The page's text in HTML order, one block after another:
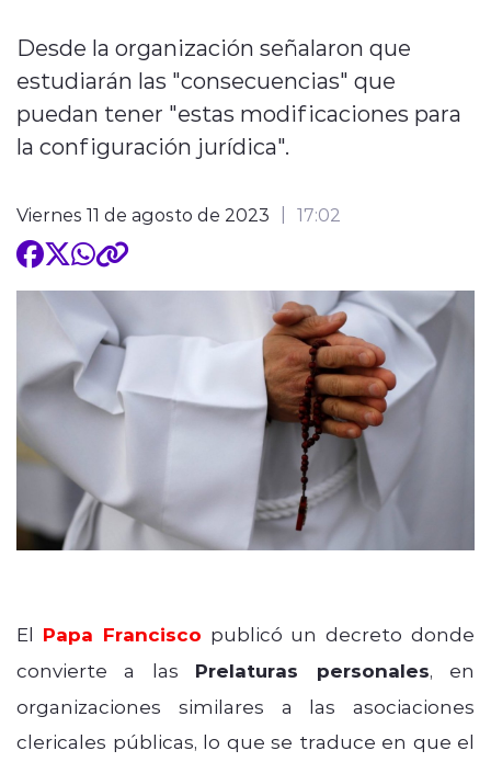
Desde la organización señalaron que
estudiarán las "consecuencias" que
puedan tener "estas modificaciones para
la configuración jurídica".
Viernes 11 de agosto de 2023 17:02
El Papa Francisco publicó un decreto donde
convierte a las Prelaturas personales, en
organizaciones similares a las asociaciones
clericales públicas, lo que se traduce en que el